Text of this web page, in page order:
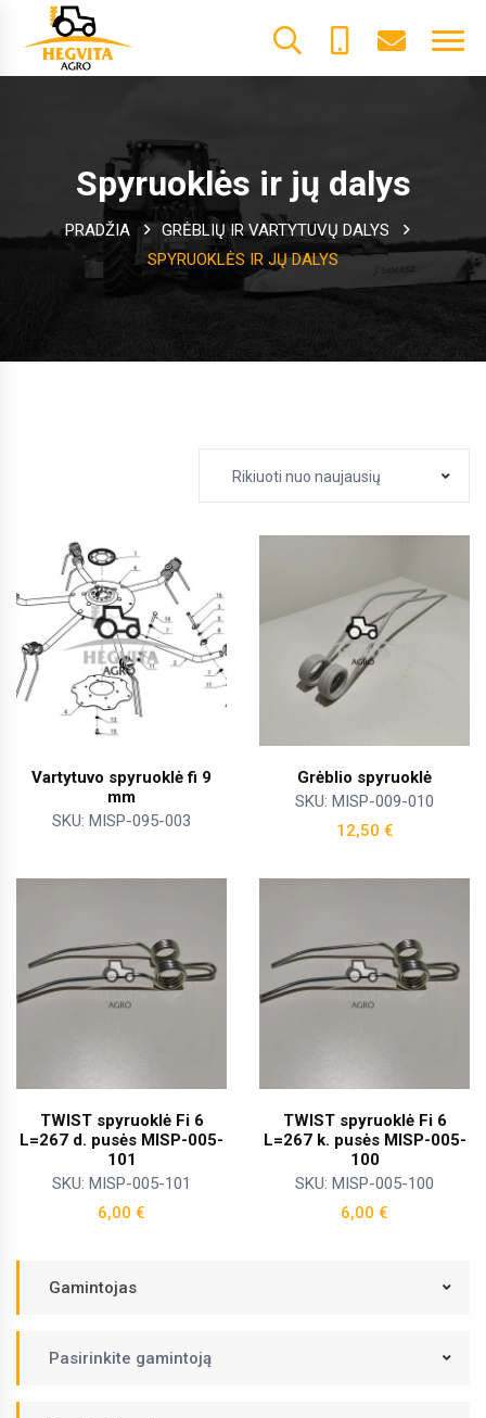
+370
Spyruoklės ir jų dalys
PRADŽIA
GRĖBLIŲ IR VARTYTUVŲ DALYS
SPYRUOKLĖS IR JŲ DALYS
Gamintojas
Pasirinkite gamintoją
Rikiuoti nuo naujausių
Vartytuvo spyruoklė fi 9
mm
SKU: MISP-095-003
Grėblio spyruoklė
SKU: MISP-009-010
12,50 €
TWIST spyruoklė Fi 6
L=267 d. pusės MISP-005-
101
SKU: MISP-005-101
6,00 €
TWIST spyruoklė Fi 6
L=267 k. pusės MISP-005-
100
SKU: MISP-005-100
6,00 €